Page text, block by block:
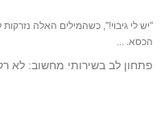
"יש לי גיבוי!", כשהמילים האלה
הכסא. ...
פתחון לב בשירותי מחשוב: לא רק